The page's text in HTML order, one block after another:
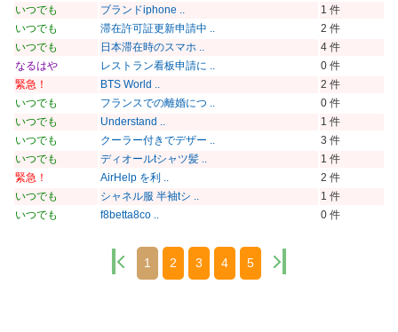
いつでも
ブランドiphone ..
1 件
いつでも
滞在許可証更新申請中 ..
2 件
いつでも
日本滞在時のスマホ ..
4 件
なるはや
レストラン看板申請に ..
0 件
緊急！
BTS World ..
2 件
いつでも
フランスでの離婚につ ..
0 件
いつでも
Understand ..
1 件
いつでも
クーラー付きでデザー ..
3 件
いつでも
ディオールtシャツ髪 ..
1 件
緊急！
AirHelp を利 ..
2 件
いつでも
シャネル服 半袖tシ ..
1 件
いつでも
f8betta8co .. 0 件
1 2 3 4 5